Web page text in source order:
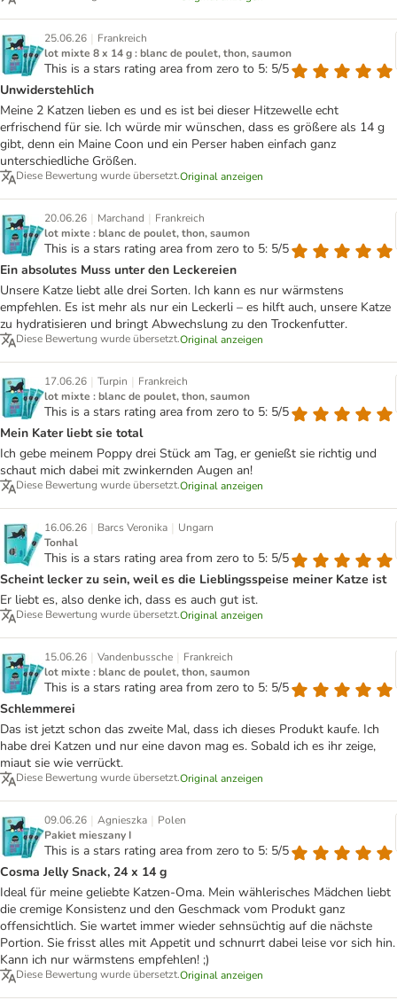
25.06.26 | Frankreich
lot mixte 8 x 14 g : blanc de poulet, thon, saumon
This is a stars rating area from zero to 5: 5/5
Unwiderstehlich
Meine 2 Katzen lieben es und es ist bei dieser Hitzewelle echt
erfrischend für sie. Ich würde mir wünschen, dass es größere als 14 g
gibt, denn ein Maine Coon und ein Perser haben einfach ganz
unterschiedliche Größen.
Diese Bewertung wurde übersetzt.Original anzeigen
20.06.26 | Marchand | Frankreich
lot mixte : blanc de poulet, thon, saumon
This is a stars rating area from zero to 5: 5/5
Ein absolutes Muss unter den Leckereien
Unsere Katze liebt alle drei Sorten. Ich kann es nur wärmstens
empfehlen. Es ist mehr als nur ein Leckerli – es hilft auch, unsere Katze
zu hydratisieren und bringt Abwechslung zu den Trockenfutter.
Diese Bewertung wurde übersetzt.Original anzeigen
17.06.26 | Turpin | Frankreich
lot mixte : blanc de poulet, thon, saumon
This is a stars rating area from zero to 5: 5/5
Mein Kater liebt sie total
Ich gebe meinem Poppy drei Stück am Tag, er genießt sie richtig und
schaut mich dabei mit zwinkernden Augen an!
Diese Bewertung wurde übersetzt.Original anzeigen
16.06.26 | Barcs Veronika | Ungarn
Tonhal
This is a stars rating area from zero to 5: 5/5
Scheint lecker zu sein, weil es die Lieblingsspeise meiner Katze ist
Er liebt es, also denke ich, dass es auch gut ist.
Diese Bewertung wurde übersetzt.Original anzeigen
15.06.26 | Vandenbussche | Frankreich
lot mixte : blanc de poulet, thon, saumon
This is a stars rating area from zero to 5: 5/5
Schlemmerei
Das ist jetzt schon das zweite Mal, dass ich dieses Produkt kaufe. Ich
habe drei Katzen und nur eine davon mag es. Sobald ich es ihr zeige,
miaut sie wie verrückt.
Diese Bewertung wurde übersetzt.Original anzeigen
09.06.26 | Agnieszka | Polen
Pakiet mieszany I
This is a stars rating area from zero to 5: 5/5
Cosma Jelly Snack, 24 x 14 g
Ideal für meine geliebte Katzen-Oma. Mein wählerisches Mädchen liebt
die cremige Konsistenz und den Geschmack vom Produkt ganz
offensichtlich. Sie wartet immer wieder sehnsüchtig auf die nächste
Portion. Sie frisst alles mit Appetit und schnurrt dabei leise vor sich hin.
Kann ich nur wärmstens empfehlen! ;)
Diese Bewertung wurde übersetzt.Original anzeigen